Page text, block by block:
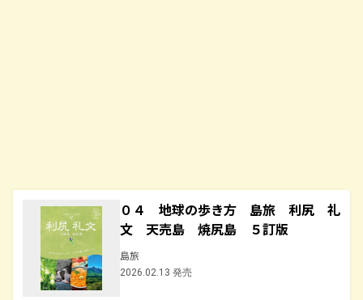
０４ 地球の歩き方 島旅 利尻 礼
文 天売島 焼尻島 ５訂版
島旅
2026.02.13 発売